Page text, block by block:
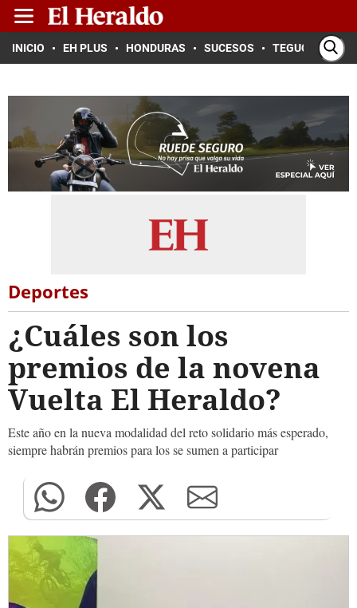
INICIO EH PLUS HONDURAS SUCESOS TEGUCIGALPA
Deportes
¿Cuáles son los
premios de la novena
Vuelta El Heraldo?
Este año en la nueva modalidad del reto solidario más esperado,
siempre habrán premios para los se sumen a participar